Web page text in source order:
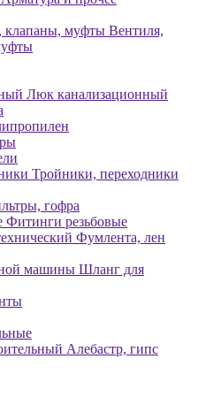
Вентиля,
Люк канализационный
Тройники, переходники
гофра
Фитинги резьбовые
Фумлента, лен
Шланг для
Алебастр, гипс